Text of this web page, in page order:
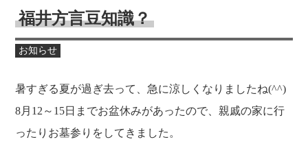
数字で見るすててこ
成長寮（社員寮）
福井方言豆知識？
お知らせ
暑すぎる夏が過ぎ去って、急に涼しくなりましたね(^^)
8月12～15日までお盆休みがあったので、親戚の家に行
ったりお墓参りをしてきました。